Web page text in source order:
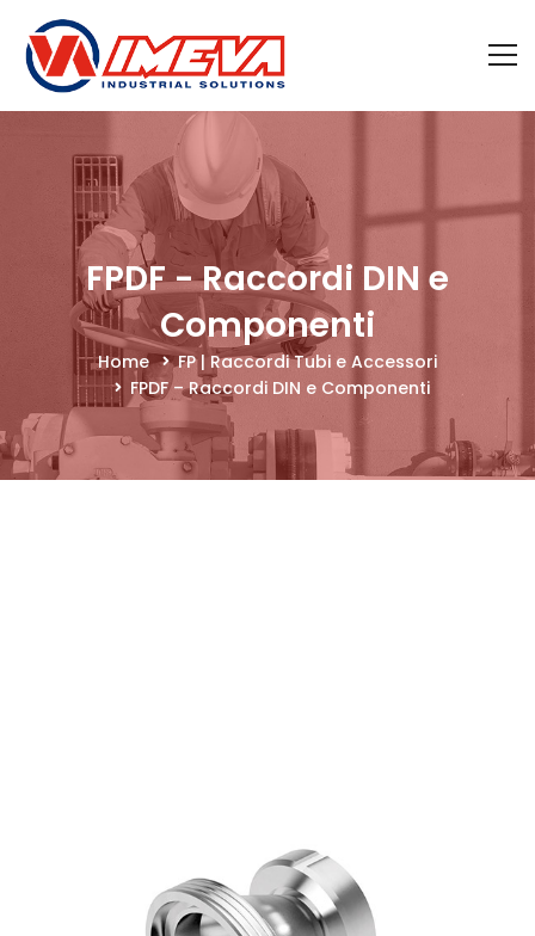
FPDF - Raccordi DIN e
Componenti
Home
FP | Raccordi Tubi e Accessori
FPDF – Raccordi DIN e Componenti